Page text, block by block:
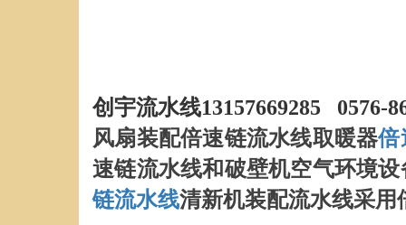
创宇流水线13157669285 0576-
风扇装配倍速链流水线取暖器倍
速链流水线和破壁机空气环境
链流水线清新机装配流水线采用